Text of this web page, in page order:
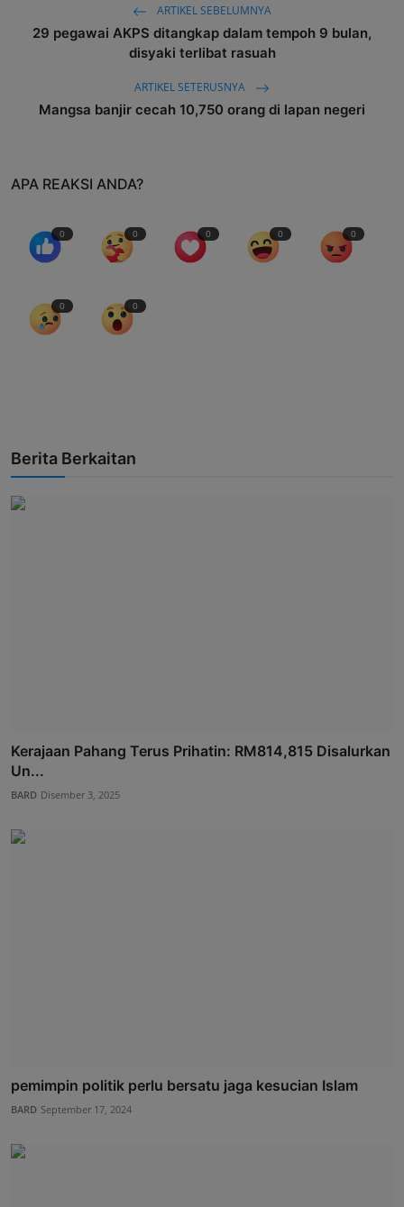
ARTIKEL SEBELUMNYA
29 pegawai AKPS ditangkap dalam tempoh 9 bulan,
disyaki terlibat rasuah
ARTIKEL SETERUSNYA
Mangsa banjir cecah 10,750 orang di lapan negeri
APA REAKSI ANDA?
0 0 0 0 0
0 0
Berita Berkaitan
Kerajaan Pahang Terus Prihatin: RM814,815 Disalurkan
Un...
BARD Disember 3, 2025
pemimpin politik perlu bersatu jaga kesucian Islam
BARD September 17, 2024